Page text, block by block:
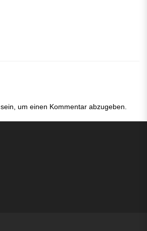
sein, um einen Kommentar abzugeben.